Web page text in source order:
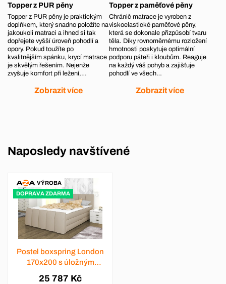
Topper z PUR pěny
Topper z PUR pěny je praktickým
doplňkem, který snadno položíte na
jakoukoli matraci a ihned si tak
dopřejete vyšší úroveň pohodlí a
opory. Pokud toužíte po
kvalitnějším spánku, krycí matrace
je skvělým řešením. Nejenže
zvyšuje komfort při ležení,…
Zobrazit více
Topper z paměťové pěny
Chránič matrace je vyroben z
viskoelastické paměťové pěny,
která se dokonale přizpůsobí tvaru
těla. Díky rovnoměrnému rozložení
hmotnosti poskytuje optimální
podporu páteři i kloubům. Reaguje
na každý váš pohyb a zajišťuje
pohodlí ve všech…
Zobrazit více
Naposledy navštívené
VÝROBA
DOPRAVA ZDARMA
Postel boxspring London
170x200 s úložným
prostorem - výběr barev
25 787 Kč